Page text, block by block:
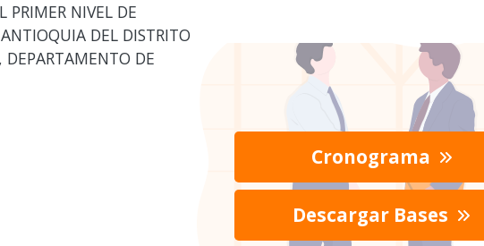
PRIMER NIVEL DE
DEL DISTRITO
DEPARTAMENTO DE
Cronograma
Descargar Bases